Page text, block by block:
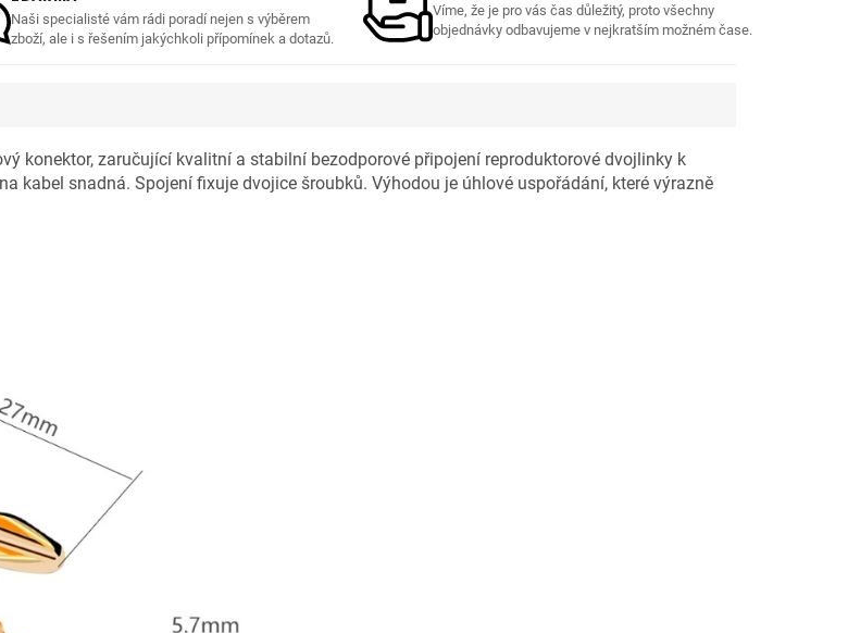
Naši specialisté vám rádi poradí nejen s výběrem
zboží, ale i s řešením jakýchkoli přípomínek a dotazů.
Víme, že je pro vás čas důležitý, proto všechny
objednávky odbavujeme v nejkratším možném čase.
konektor, zaručující kvalitní a stabilní bezodporové připojení reproduktorové dvojlinky k
kabel snadná. Spojení fixuje dvojice šroubků. Výhodou je úhlové uspořádání, které výrazně